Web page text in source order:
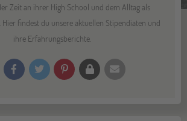
Zeit an ihrer High School und dem Alltag als
Hier findest du unsere aktuellen Stipendiaten und
ihre Erfahrungsberichte.